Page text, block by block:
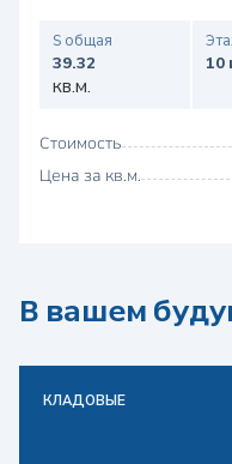
S общая
39.32
кв.м.
10
Стоимость
Цена за кв.м.
В вашем
КЛАДОВЫЕ